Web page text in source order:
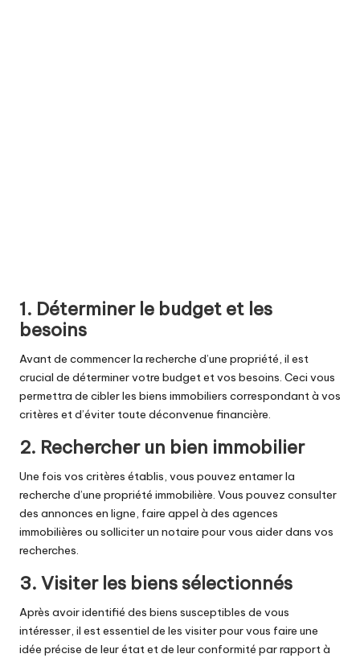
1. Déterminer le budget et les
besoins
Avant de commencer la recherche d’une propriété, il est
crucial de déterminer votre budget et vos besoins. Ceci vous
permettra de cibler les biens immobiliers correspondant à vos
critères et d’éviter toute déconvenue financière.
2. Rechercher un bien immobilier
Une fois vos critères établis, vous pouvez entamer la
recherche d’une propriété immobilière. Vous pouvez consulter
des annonces en ligne, faire appel à des agences
immobilières ou solliciter un notaire pour vous aider dans vos
recherches.
3. Visiter les biens sélectionnés
Après avoir identifié des biens susceptibles de vous
intéresser, il est essentiel de les visiter pour vous faire une
idée précise de leur état et de leur conformité par rapport à